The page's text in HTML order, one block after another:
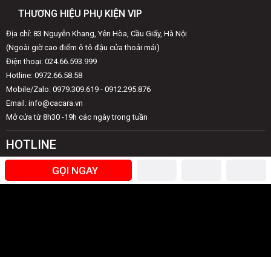
THƯƠNG HIỆU PHỤ KIỆN VIP
Địa chỉ: 83 Nguyễn Khang, Yên Hòa, Cầu Giấy, Hà Nội
(Ngoài giờ cao điểm ô tô đậu cửa thoải mái)
Điện thoại: 024.66.593.999
Hotline: 0972.66.58.58
Mobile/Zalo: 0979.309.619 - 0912.295.876
Email: info@cacara.vn
Mở cửa từ 8h30 -19h các ngày trong tuần
HOTLINE
Giải đáp thắc mắc & khiếu nại
0979.309.619(8h00 - 20h00)
GỌI NGAY